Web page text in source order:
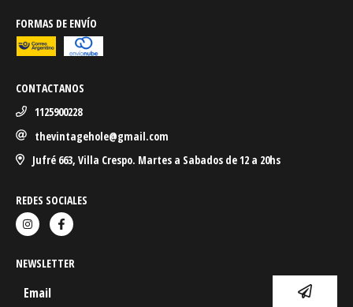
FORMAS DE ENVÍO
CONTACTANOS
1125900228
thevintagehole@gmail.com
Jufré 663, Villa Crespo. Martes a Sabados de 12 a 20hs
REDES SOCIALES
NEWSLETTER